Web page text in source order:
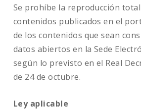
Se prohíbe la reproducción
contenidos publicados en el
de los contenidos que sean
datos abiertos en la Sede
según lo previsto en el Real
de 24 de octubre.
Ley aplicable